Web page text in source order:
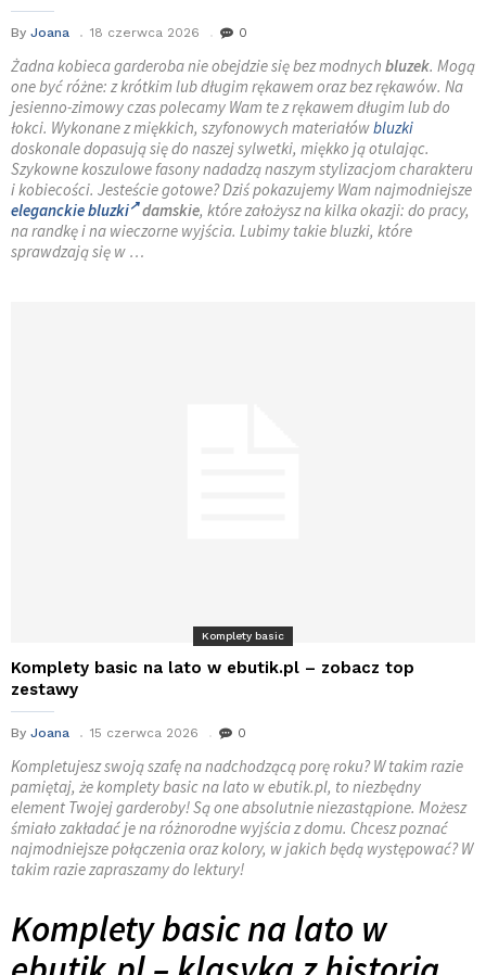
By Joana 18 czerwca 2026 0
Żadna kobieca garderoba nie obejdzie się bez modnych bluzek. Mogą
one być różne: z krótkim lub długim rękawem oraz bez rękawów. Na
jesienno-zimowy czas polecamy Wam te z rękawem długim lub do
łokci. Wykonane z miękkich, szyfonowych materiałówbluzki
doskonale dopasują się do naszej sylwetki, miękko ją otulając.
Szykowne koszulowe fasony nadadzą naszym stylizacjom charakteru
i kobiecości. Jesteście gotowe? Dziś pokazujemy Wam najmodniejsze
eleganckie bluzki damskie, które założysz na kilka okazji: do pracy,
na randkę i na wieczorne wyjścia. Lubimy takie bluzki, które
sprawdzają się w …
Komplety basic
Komplety basic na lato w ebutik.pl – zobacz top
zestawy
By Joana 15 czerwca 2026 0
Kompletujesz swoją szafę na nadchodzącą porę roku? W takim razie
pamiętaj, że komplety basic na lato w ebutik.pl, to niezbędny
element Twojej garderoby! Są one absolutnie niezastąpione. Możesz
śmiało zakładać je na różnorodne wyjścia z domu. Chcesz poznać
najmodniejsze połączenia oraz kolory, w jakich będą występować? W
takim razie zapraszamy do lektury!
Komplety basic na lato w